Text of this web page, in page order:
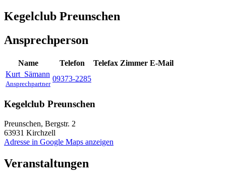
Kegelclub Preunschen
Ansprechperson
Name Telefon Telefax Zimmer E-Mail
Kurt Sämann
Ansprechpartner
09373-2285
Kegelclub Preunschen
Preunschen, Bergstr. 2
63931 Kirchzell
Adresse in Google Maps anzeigen
Veranstaltungen